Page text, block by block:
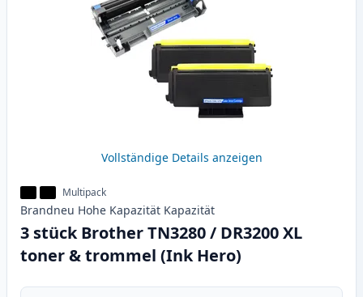
Vollständige Details anzeigen
Multipack
Brandneu Hohe Kapazität Kapazität
3 stück Brother TN3280 / DR3200 XL
toner & trommel (Ink Hero)